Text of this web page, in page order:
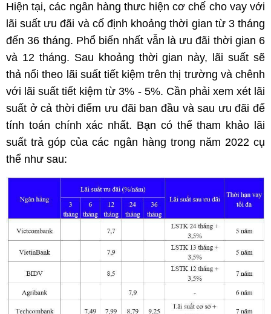
Hiện tại, các ngân hàng thưc hiện cơ chế cho vay với
lãi suất ưu đãi và cố định khoảng thời gian từ 3 tháng
đến 36 tháng. Phổ biến nhất vẫn là ưu đãi thời gian 6
và 12 tháng. Sau khoảng thời gian này, lãi suất sẽ
thả nổi theo lãi suất tiết kiệm trên thị trường và chênh
với lãi suất tiết kiệm từ 3% - 5%. Cần phải xem xét lãi
suất ở cả thời điểm ưu đãi ban đầu và sau ưu đãi để
tính toán chính xác nhất. Bạn có thể tham khảo lãi
suất trả góp của các ngân hàng trong năm 2022 cụ
thể như sau: